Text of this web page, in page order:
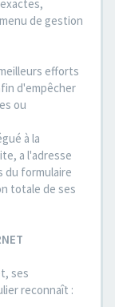
de gestion
efforts
d'empêcher
ou
à la
a l'adresse
du formulaire
totale de ses
ses
reconnaît :